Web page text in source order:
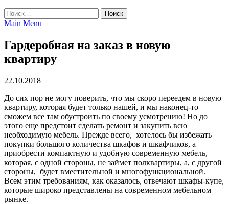
Найти:
Main Menu
Гардеробная на заказ в новую
квартиру
22.10.2018
До сих пор не могу поверить, что мы скоро переедем в новую
квартиру, которая будет только нашей, и мы наконец-то
сможем все там обустроить по своему усмотрению! Но до
этого еще предстоит сделать ремонт и закупить всю
необходимую мебель. Прежде всего, хотелось бы избежать
покупки большого количества шкафов и шкафчиков, а
приобрести компактную и удобную современную мебель,
которая, с одной стороны, не займет полквартиры, а, с другой
стороны, будет вместительной и многофункциональной.
Всем этим требованиям, как оказалось, отвечают шкафы-купе,
которые широко представлены на современном мебельном
рынке.